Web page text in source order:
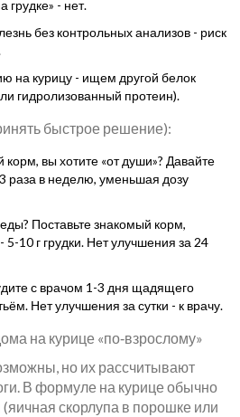
грудке» - нет.
без контрольных анализов - риск
на курицу - ищем другой белок
гидролизованный протеин).
быстрое решение):
корм, вы хотите «от души»? Давайте
раза в неделю, уменьшая дозу
Поставьте знакомый корм,
5-10 г грудки. Нет улучшения за 24
с врачом 1-3 дня щадящего
Нет улучшения за сутки - к врачу.
на курице «по‑взрослому»
но их рассчитывают
В формуле на курице обычно
(яичная скорлупа в порошке или